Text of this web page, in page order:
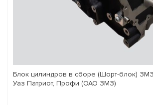
Блок цилиндров в сборе (Шорт-блок)
Уаз Патриот, Профи (ОАО ЗМЗ)